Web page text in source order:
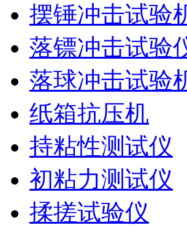
摆锤冲击试验
落镖冲击试验
落球冲击试验
纸箱抗压机
持粘性测试仪
初粘力测试仪
揉搓试验仪